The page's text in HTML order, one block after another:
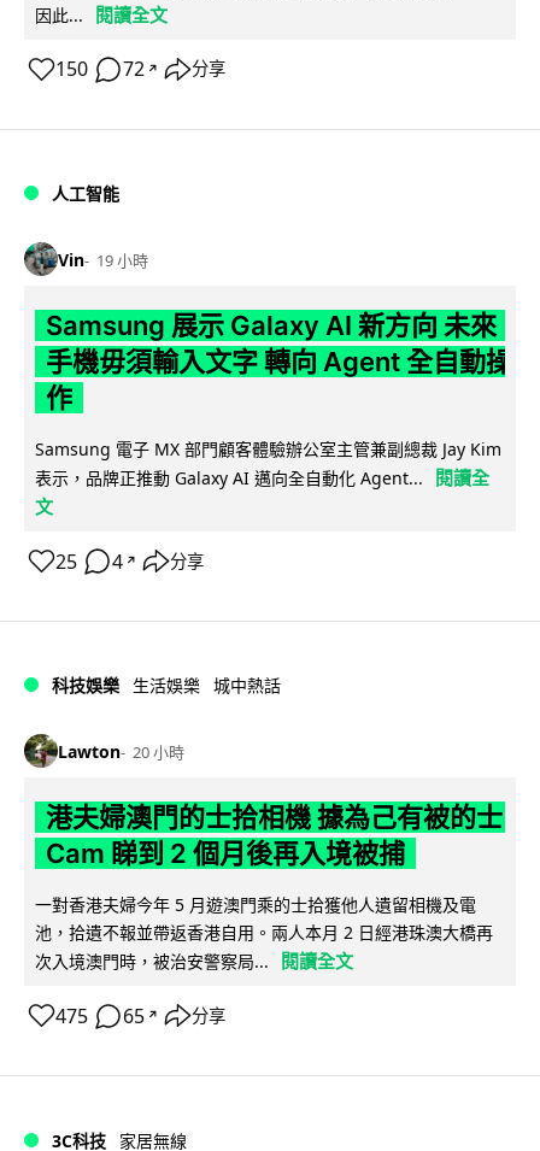
因此...
閱讀全文
150 72 ↗ 分享
人工智能
Vin 19 小時
Samsung 展示 Galaxy AI 新方向 未來
手機毋須輸入文字 轉向 Agent 全自動操
作
Samsung 電子 MX 部門顧客體驗辦公室主管兼副總裁 Jay Kim
表示，品牌正推動 Galaxy AI 邁向全自動化 Agent...
閱讀全
文
25 4 ↗ 分享
科技娛樂 生活娛樂 城中熱話
Lawton 20 小時
港夫婦澳門的士拾相機 據為己有被的士
Cam 睇到 2 個月後再入境被捕
一對香港夫婦今年 5 月遊澳門乘的士拾獲他人遺留相機及電
池，拾遺不報並帶返香港自用。兩人本月 2 日經港珠澳大橋再
次入境澳門時，被治安警察局...
閱讀全文
475 65 ↗ 分享
3C科技 家居無線